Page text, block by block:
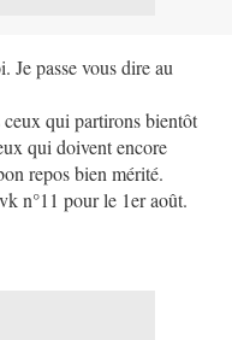
Je passe vous dire au
ceux qui partirons bientôt
qui doivent encore
repos bien mérité.
n°11 pour le 1er août.